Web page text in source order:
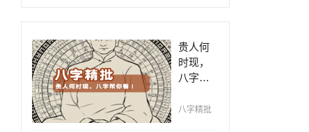
贵人何
时现，
八字帮
平阴阳
八字精批